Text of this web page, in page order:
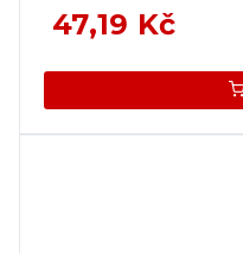
47,19 Kč